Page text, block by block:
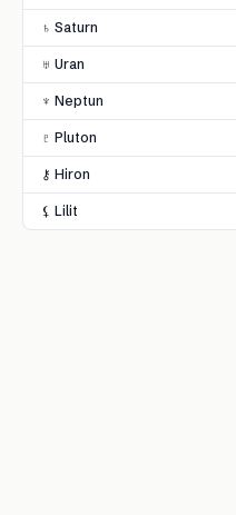
♄ Saturn
♅ Uran
♆ Neptun
♇ Pluton
⚷ Hiron
⚸ Lilit